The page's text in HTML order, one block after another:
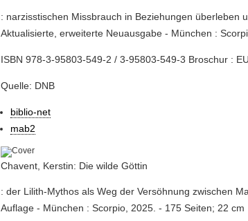
: narzisstischen Missbrauch in Beziehungen überleben
Aktualisierte, erweiterte Neuausgabe - München :
ISBN 978-3-95803-549-2 / 3-95803-549-3 Broschur :
Quelle: DNB
biblio-net
mab2
Chavent, Kerstin: Die wilde Göttin
: der Lilith-Mythos als Weg der Versöhnung zwischen
Auflage - München : Scorpio, 2025. - 175 Seiten; 22 cm